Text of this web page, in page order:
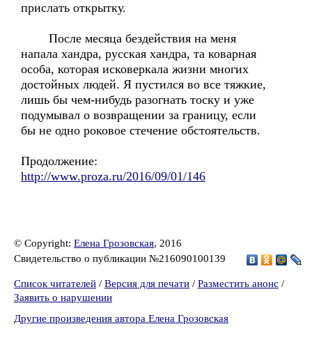
прислать открытку.
После месяца бездействия на меня
напала хандра, русская хандра, та коварная
особа, которая исковеркала жизни многих
достойных людей. Я пустился во все тяжкие,
лишь бы чем-нибудь разогнать тоску и уже
подумывал о возвращении за границу, если
бы не одно роковое стечение обстоятельств.
Продолжение:
http://www.proza.ru/2016/09/01/146
© Copyright: Елена Грозовская, 2016
Свидетельство о публикации №216090100139
Список читателей / Версия для печати / Разместить анонс /
Заявить о нарушении
Другие произведения автора Елена Грозовская